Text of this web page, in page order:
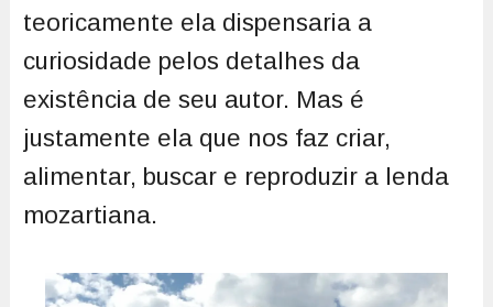
teoricamente ela dispensaria a
curiosidade pelos detalhes da
existência de seu autor. Mas é
justamente ela que nos faz criar,
alimentar, buscar e reproduzir a lenda
mozartiana.